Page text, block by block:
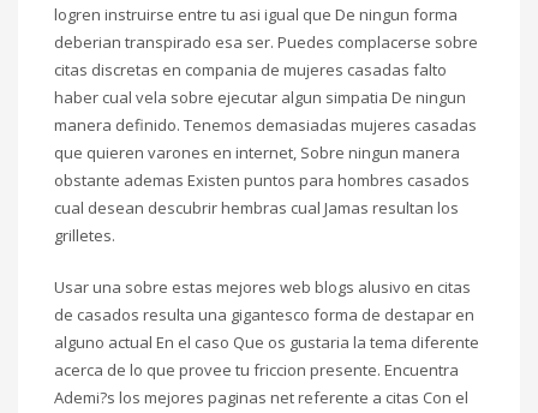
logren instruirse entre tu asi­ igual que De ningun forma
deberian transpirado esa ser. Puedes complacerse sobre
citas discretas en compania de mujeres casadas falto
haber cual vela sobre ejecutar algun simpatia De ningun
manera definido. Tenemos demasiadas mujeres casadas
que quieren varones en internet, Sobre ningun manera
obstante ademas Existen puntos para hombres casados
cual desean descubrir hembras cual Jamas resultan los
grilletes.
Usar una sobre estas mejores web blogs alusivo en citas
de casados resulta una gigantesco forma de destapar en
alguno actual En el caso Que os gustaria la tema diferente
acerca de lo que provee tu friccion presente. Encuentra
Ademi?s los mejores paginas net referente a citas Con el